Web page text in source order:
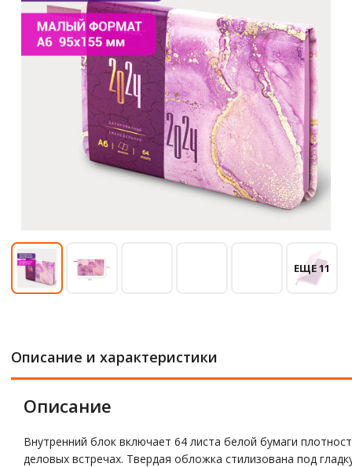
ЕЩЕ 11
Описание и характеристики
Описание
Внутренний блок включает 64 листа белой бумаги
деловых встречах. Твердая обложка стилизована под